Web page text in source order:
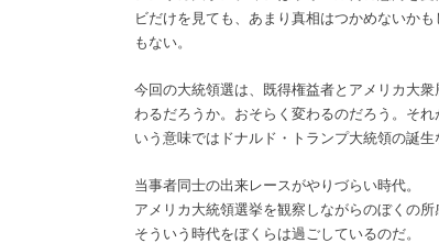
ビだけを見ても、あまり真相はつかめないか
もない。
今回の大統領選は、既得権益者とアメリカ大
わるだろうか。おそらく変わるのだろう。そ
いう意味ではドナルド・トランプ大統領の誕生
当事者同士の出来レースがやりづらい時代。
アメリカ大統領選挙を観察しながらのぼくの所
そういう時代をぼくらは過ごしているのだ。